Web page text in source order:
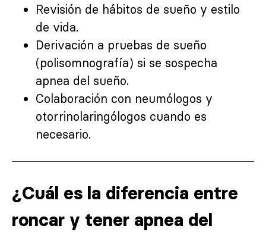
Revisión de hábitos de sueño y estilo
de vida.
Derivación a pruebas de sueño
(polisomnografía) si se sospecha
apnea del sueño.
Colaboración con neumólogos y
otorrinolaringólogos cuando es
necesario.
¿Cuál es la diferencia entre
roncar y tener apnea del